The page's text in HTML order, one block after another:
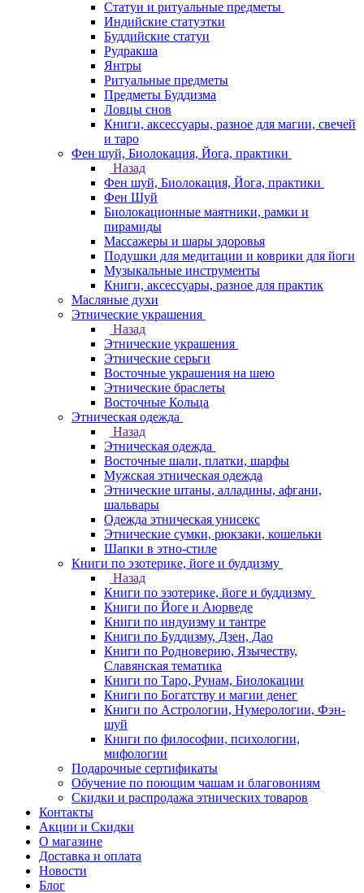
Статуи и ритуальные предметы
Индийские статуэтки
Буддийские статуи
Рудракша
Янтры
Ритуальные предметы
Предметы Буддизма
Ловцы снов
Книги, аксессуары, разное для магии, свечей
и таро
Фен шуй, Биолокация, Йога, практики
Назад
Фен шуй, Биолокация, Йога, практики
Фен Шуй
Биолокационные маятники, рамки и
пирамиды
Массажеры и шары здоровья
Подушки для медитации и коврики для йоги
Музыкальные инструменты
Книги, аксессуары, разное для практик
Масляные духи
Этнические украшения
Назад
Этнические украшения
Этнические серьги
Восточные украшения на шею
Этнические браслеты
Восточные Кольца
Этническая одежда
Назад
Этническая одежда
Восточные шали, платки, шарфы
Мужская этническая одежда
Этнические штаны, алладины, афгани,
шальвары
Одежда этническая унисекс
Этнические сумки, рюкзаки, кошельки
Шапки в этно-стиле
Книги по эзотерике, йоге и буддизму
Назад
Книги по эзотерике, йоге и буддизму
Книги по Йоге и Аюрведе
Книги по индуизму и тантре
Книги по Буддизму, Дзен, Дао
Книги по Родноверию, Язычеству,
Славянская тематика
Книги по Таро, Рунам, Биолокации
Книги по Богатству и магии денег
Книги по Астрологии, Нумерологии, Фэн-
шуй
Книги по философии, психологии,
мифологии
Подарочные сертификаты
Обучение по поющим чашам и благовониям
Скидки и распродажа этнических товаров
Контакты
Акции и Скидки
О магазине
Доставка и оплата
Новости
Блог